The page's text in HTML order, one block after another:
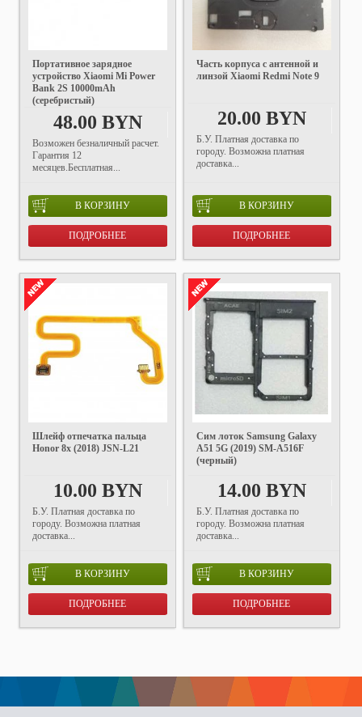
Портативное зарядное
устройство Xiaomi Mi Power
Bank 2S 10000mAh
(серебристый)
48.00 BYN
Возможен безналичный расчет.
Гарантия 12
месяцев.Бесплатная...
В КОРЗИНУ
ПОДРОБНЕЕ
Часть корпуса с антенной и
линзой Xiaomi Redmi Note 9
20.00 BYN
Б.У. Платная доставка по
городу. Возможна платная
доставка...
В КОРЗИНУ
ПОДРОБНЕЕ
Шлейф отпечатка пальца
Honor 8x (2018) JSN-L21
10.00 BYN
Б.У. Платная доставка по
городу. Возможна платная
доставка...
В КОРЗИНУ
ПОДРОБНЕЕ
Сим лоток Samsung Galaxy
A51 5G (2019) SM-A516F
(черный)
14.00 BYN
Б.У. Платная доставка по
городу. Возможна платная
доставка...
В КОРЗИНУ
ПОДРОБНЕЕ